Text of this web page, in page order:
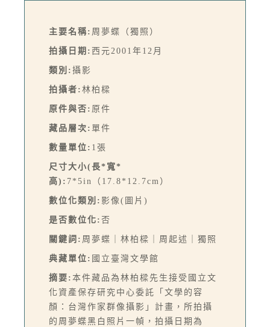
主要名稱: 周夢蝶（獨照）
拍攝日期: 西元2001年12月
類別: 攝影
拍攝者: 林柏樑
原件與否: 原件
藏品層次: 單件
數量單位: 1張
尺寸大小(長*寬*
高): 7*5in（17.8*12.7cm）
數位化類別: 影像(圖片)
是否數位化: 否
關鍵詞: 周夢蝶｜林柏樑｜周起述｜獨照
典藏單位: 國立臺灣文學館
摘要: 本件藏品為林柏樑先生接受國立文
化資產保存研究中心委託「文學的容
顏：台灣作家群像攝影」計畫，所拍攝
的周夢蝶黑白照片一幀，拍攝日期為